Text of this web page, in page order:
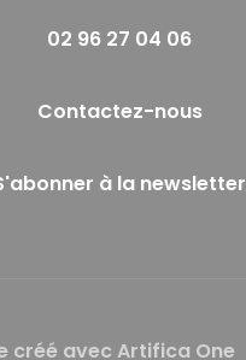
02 96 27 04 06
Contactez-nous
à la newsletter
créé avec Artifica One